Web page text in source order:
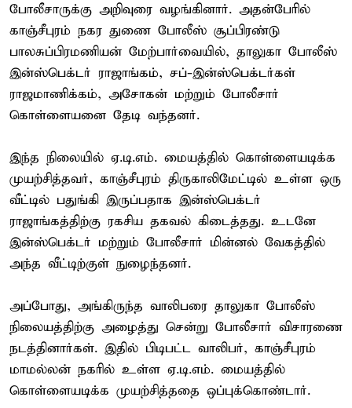
போலீசாருக்கு அறிவுரை வழங்கினார். அதன்பேரில்
காஞ்சீபுரம் நகர துணை போலீஸ் சூப்பிரண்டு
பாலசுப்பிரமணியன் மேற்பார்வையில், தாலுகா போலீஸ்
இன்ஸ்பெக்டர் ராஜாங்கம், சப்-இன்ஸ்பெக்டர்கள்
ராஜமாணிக்கம், அசோகன் மற்றும் போலீசார்
கொள்ளையனை தேடி வந்தனர்.
இந்த நிலையில் ஏ.டி.எம். மையத்தில் கொள்ளையடிக்க
முயற்சித்தவர், காஞ்சீபுரம் திருகாலிமேட்டில் உள்ள ஒரு
வீட்டில் பதுங்கி இருப்பதாக இன்ஸ்பெக்டர்
ராஜாங்கத்திற்கு ரகசிய தகவல் கிடைத்தது. உடனே
இன்ஸ்பெக்டர் மற்றும் போலீசார் மின்னல் வேகத்தில்
அந்த வீட்டிற்குள் நுழைந்தனர்.
அப்போது, அங்கிருந்த வாலிபரை தாலுகா போலீஸ்
நிலையத்திற்கு அழைத்து சென்று போலீசார் விசாரணை
நடத்தினார்கள். இதில் பிடிபட்ட வாலிபர், காஞ்சீபுரம்
மாமல்லன் நகரில் உள்ள ஏ.டி.எம். மையத்தில்
கொள்ளையடிக்க முயற்சித்ததை ஒப்புக்கொண்டார்.